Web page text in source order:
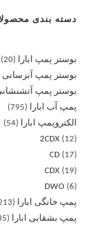
دسته بندی
بوستر پمپ ابارا
20
بوستر پمپ آبرسانی
بوستر پمپ آتشنشانی
پمپ آب ابارا
795
الکتروپمپ ابارا
54
2CDX
12
CD
17
CDX
19
DWO
6
پمپ خانگی ابارا
پمپ بشقابی ابارا